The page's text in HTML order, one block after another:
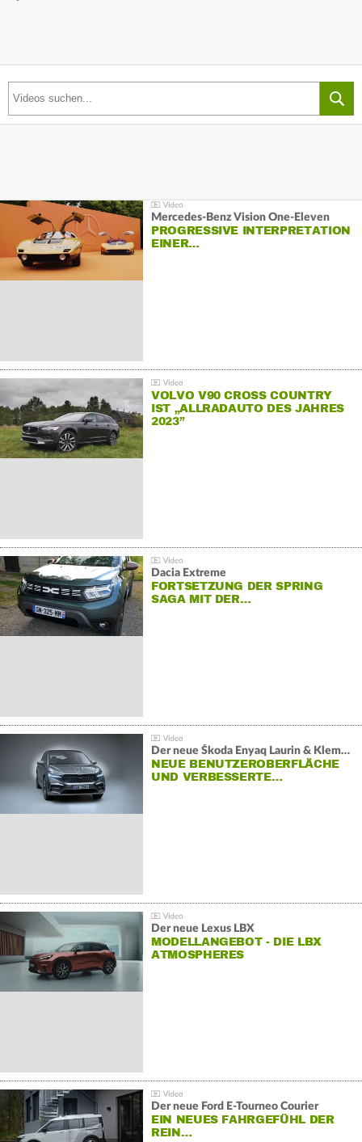
Mercedes-Benz Vision One-Eleven
PROGRESSIVE INTERPRETATION
EINER…
VOLVO V90 CROSS COUNTRY
IST „ALLRADAUTO DES JAHRES
2023”
Dacia Extreme
FORTSETZUNG DER SPRING
SAGA MIT DER…
Der neue Škoda Enyaq Laurin & Klement
NEUE BENUTZEROBERFLÄCHE
UND VERBESSERTE…
Der neue Lexus LBX
MODELLANGEBOT - DIE LBX
ATMOSPHERES
Der neue Ford E-Tourneo Courier
EIN NEUES FAHRGEFÜHL DER
REIN…